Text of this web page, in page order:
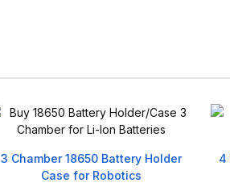
4 Chamber 18650 Battery Holder –
ABS Plastic Case